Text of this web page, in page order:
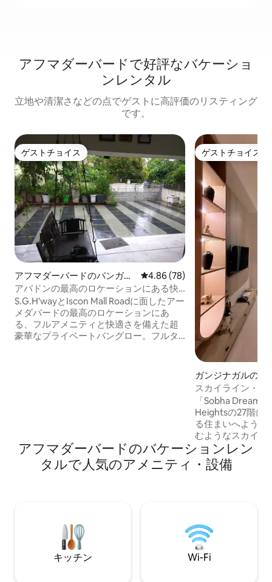
アフマダーバードで好評なバケーショ
ンレンタル
立地や清潔さなどの点でゲストに高評価のリスティング
です。
ゲストチョイス
ゲストチョイス
アフマダーバードのバンガロ
ー
レビュー78件、5つ星中4.86つ
4.86 (78)
アバドンの最高のロケーションにある快
適な家
S.G.H'wayとIscon Mall Roadに面したアー
メダバードの最高のロケーションにあ
る、フルアメニティと快適さを備えた超
豪華なプライベートバングロー。フルタ
バシーを確保した素晴らしい滞在をお楽
しみください
ゲストチョイス
ゲストチョイス
ガンジナガルのマ
アパート
スカイライン・ハ
2BHK ギフトシテ
「Sobha Dream Heights」
Heightsの27階に
る住まいへようこ
むようなスカイラ
然光、そして街の
雰囲気をお楽しみい
なインテリア、
みください。出張
暇、長期滞在に最
イリッシュな隠れ
アフマダーバードのバケーションレン
タルで人気のアメニティ・設備
キッチン Wi-Fi